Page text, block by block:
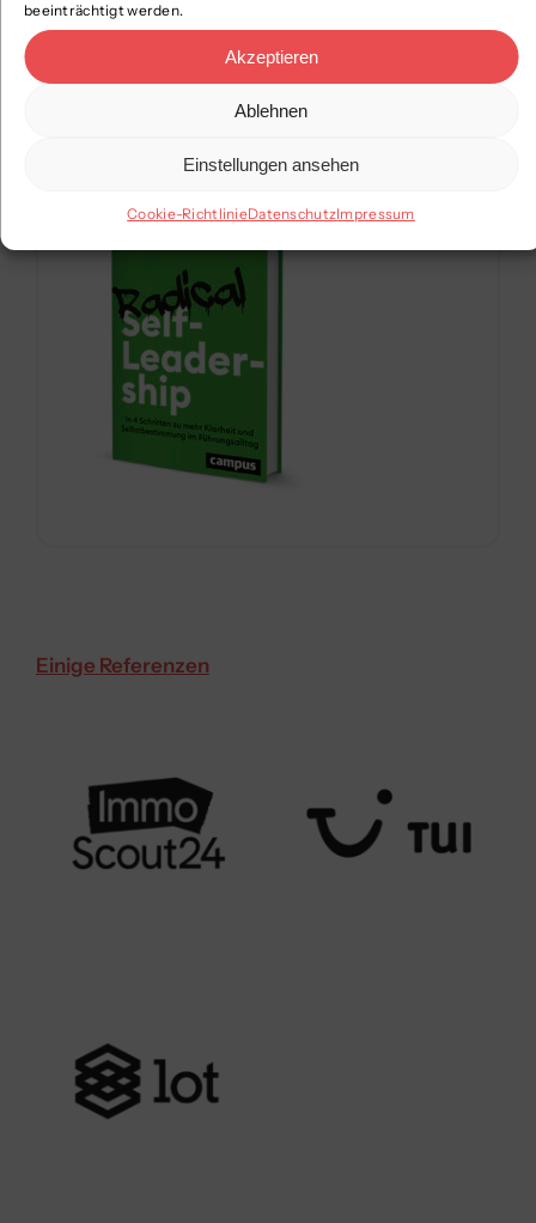
beeinträchtigt werden.
Akzeptieren
Ablehnen
Einstellungen ansehen
Cookie-RichtlinieDatenschutzImpressum
Wirkungin
Einige Referenzen